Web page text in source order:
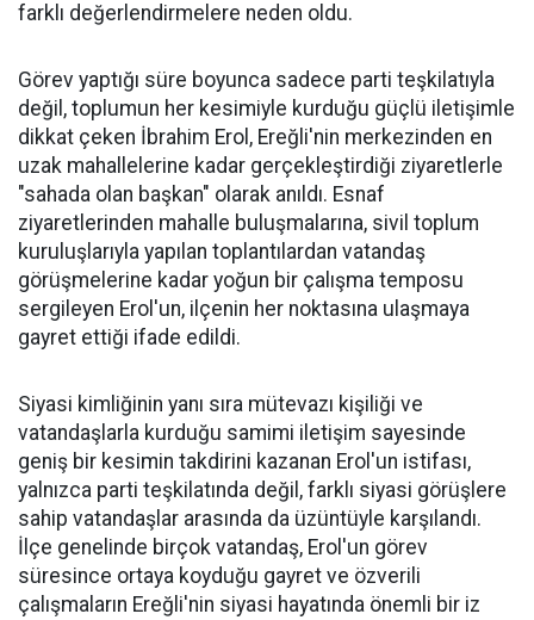
farklı değerlendirmelere neden oldu.
Görev yaptığı süre boyunca sadece parti teşkilatıyla
değil, toplumun her kesimiyle kurduğu güçlü iletişimle
dikkat çeken İbrahim Erol, Ereğli'nin merkezinden en
uzak mahallelerine kadar gerçekleştirdiği ziyaretlerle
"sahada olan başkan" olarak anıldı. Esnaf
ziyaretlerinden mahalle buluşmalarına, sivil toplum
kuruluşlarıyla yapılan toplantılardan vatandaş
görüşmelerine kadar yoğun bir çalışma temposu
sergileyen Erol'un, ilçenin her noktasına ulaşmaya
gayret ettiği ifade edildi.
Siyasi kimliğinin yanı sıra mütevazı kişiliği ve
vatandaşlarla kurduğu samimi iletişim sayesinde
geniş bir kesimin takdirini kazanan Erol'un istifası,
yalnızca parti teşkilatında değil, farklı siyasi görüşlere
sahip vatandaşlar arasında da üzüntüyle karşılandı.
İlçe genelinde birçok vatandaş, Erol'un görev
süresince ortaya koyduğu gayret ve özverili
çalışmaların Ereğli'nin siyasi hayatında önemli bir iz